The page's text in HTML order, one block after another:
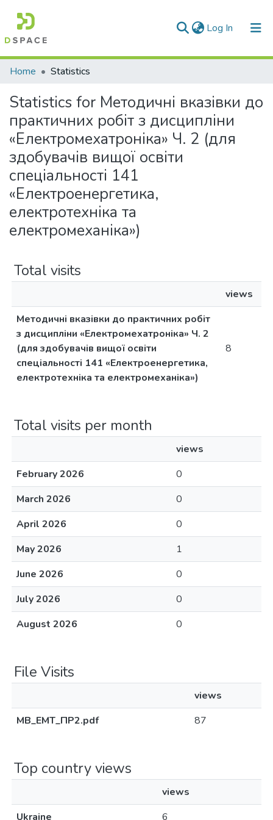
Log In (current)
Communities & Collections
All of DSpace
Home Statistics
Statistics for Методичні вказівки до
практичних робіт з дисципліни
«Електромехатроніка» Ч. 2 (для
здобувачів вищої освіти
спеціальності 141
«Електроенергетика,
електротехніка та
електромеханіка»)
Total visits
views
Методичні вказівки до практичних робіт
з дисципліни «Електромехатроніка» Ч. 2
(для здобувачів вищої освіти
спеціальності 141 «Електроенергетика,
електротехніка та електромеханіка»)
8
Total visits per month
views
February 2026
0
March 2026
0
April 2026
0
May 2026
1
June 2026
0
July 2026
0
August 2026
0
File Visits
views
МВ_ЕМТ_ПР2.pdf
87
Top country views
views
Ukraine
6